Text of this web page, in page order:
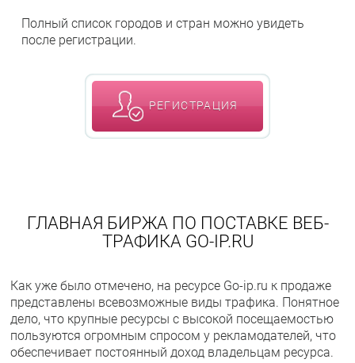
Полный список городов и стран можно увидеть
после регистрации.
РЕГИСТРАЦИЯ
ГЛАВНАЯ БИРЖА ПО ПОСТАВКЕ ВЕБ-
ТРАФИКА GO-IP.RU
Как уже было отмечено, на ресурсе Go-ip.ru к продаже
представлены всевозможные виды трафика. Понятное
дело, что крупные ресурсы с высокой посещаемостью
пользуются огромным спросом у рекламодателей, что
обеспечивает постоянный доход владельцам ресурса.